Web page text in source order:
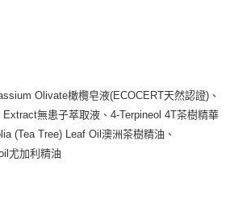
Olivate橄欖皂液(ECOCERT天然認證)、
無患子萃取液、4-Terpineol 4T茶樹精華
(Tea Tree) Leaf Oil澳洲茶樹精油、
尤加利精油